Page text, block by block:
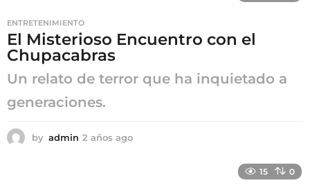
ENTRETENIMIENTO
El Misterioso Encuentro con el
Chupacabras
Un relato de terror que ha inquietado a
generaciones.
by admin 2 años ago
15 0